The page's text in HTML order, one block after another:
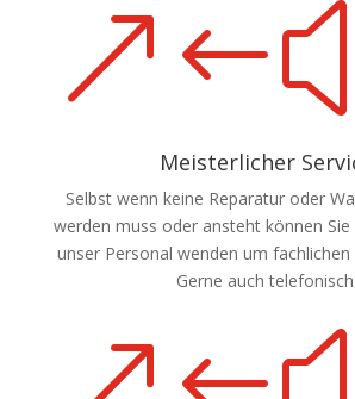
Meisterlicher
Selbst wenn keine Reparatur oder
werden muss oder ansteht können
unser Personal wenden um fachlichen
Gerne auch telefonisch.